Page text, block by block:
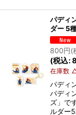
パディ
ダー 5
800円(
(税込:
在庫数
パディ
パディ
ズ」で
ルダー